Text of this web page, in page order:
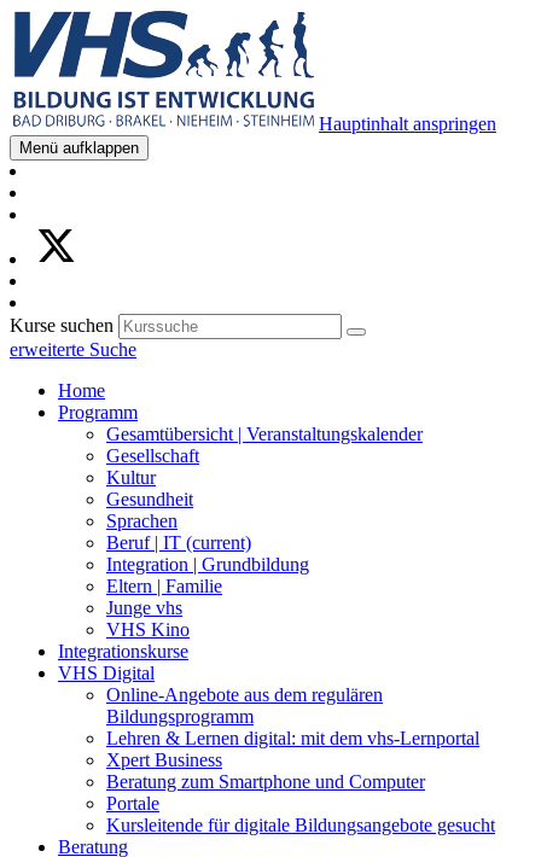
Hauptinhalt anspringen
Menü aufklappen
Kurse suchen
erweiterte Suche
Home
Programm
Gesamtübersicht | Veranstaltungskalender
Gesellschaft
Kultur
Gesundheit
Sprachen
Beruf | IT (current)
Integration | Grundbildung
Eltern | Familie
Junge vhs
VHS Kino
Integrationskurse
VHS Digital
Online-Angebote aus dem regulären
Bildungsprogramm
Lehren & Lernen digital: mit dem vhs-Lernportal
Xpert Business
Beratung zum Smartphone und Computer
Portale
Kursleitende für digitale Bildungsangebote gesucht
Beratung